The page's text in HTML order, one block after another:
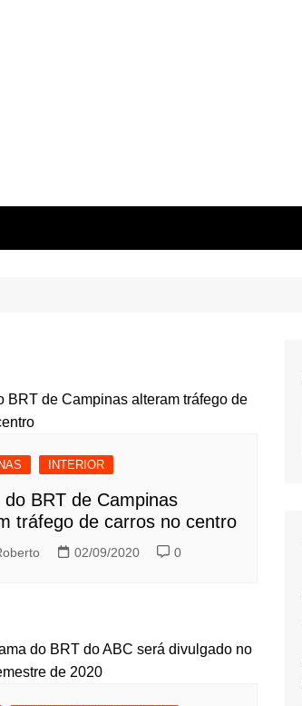
INTERIOR
do BRT de Campinas
tráfego de carros no centro
02/09/2020 0